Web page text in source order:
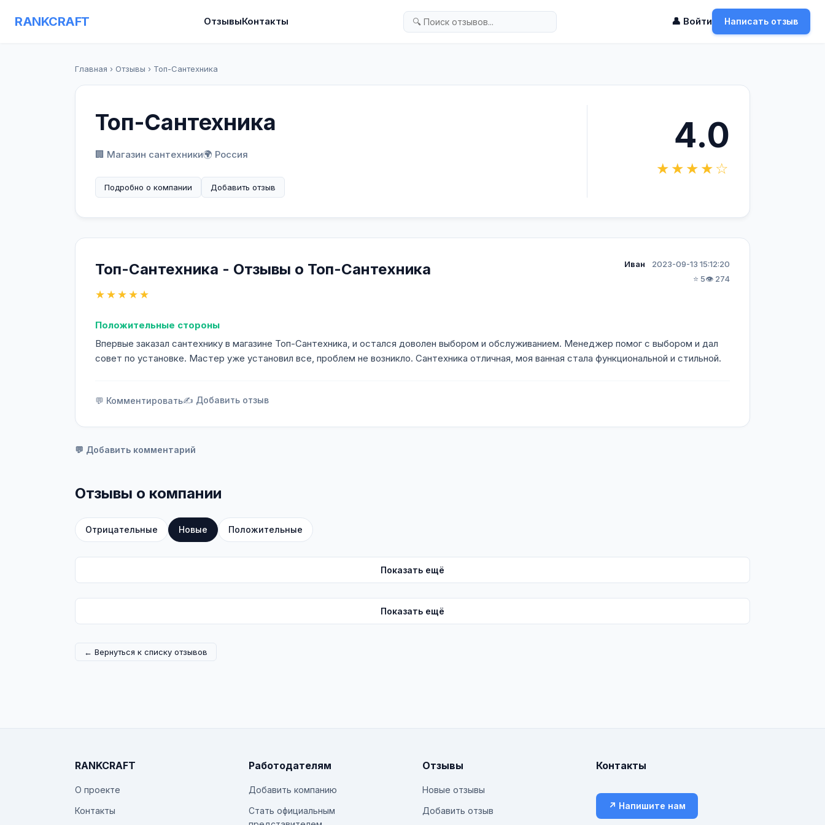
RANKCRAFT ОтзывыКонтакты 👤 Войти Написать отзыв
Главная › Отзывы › Топ-Сантехника
Топ-Сантехника
🏢 Магазин сантехники🌍 Россия
Подробно о компании Добавить отзыв
4.0
★★★★☆
Топ-Сантехника - Отзывы о Топ-Сантехника
★★★★★
Иван
2023-09-13 15:12:20
⭐ 5👁️ 274
Положительные стороны
Впервые заказал сантехнику в магазине Топ-Сантехника, и остался доволен выбором и обслуживанием. Менеджер помог с выбором и дал
совет по установке. Мастер уже установил все, проблем не возникло. Сантехника отличная, моя ванная стала функциональной и стильной.
💬 Комментировать✍️ Добавить отзыв
💬 Добавить комментарий
Отзывы о компании
Отрицательные Новые Положительные
Показать ещё
Показать ещё
← Вернуться к списку отзывов
RANKCRAFT
О проекте
Контакты
Работодателям
Добавить компанию
Стать официальным
Отзывы
Новые отзывы
Добавить отзыв
Контакты
↗ Напишите нам